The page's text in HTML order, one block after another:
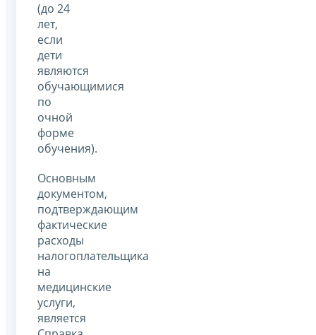
(до 24
лет,
если
дети
являются
обучающимися
по
очной
форме
обучения).
Основным
документом,
подтверждающим
фактические
расходы
налогоплательщика
на
медицинские
услуги,
является